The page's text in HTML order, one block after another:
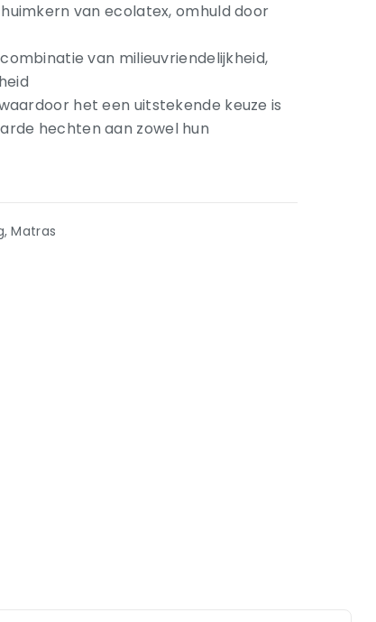
van ecolatex, omhuld door
van milieuvriendelijkheid,
het een uitstekende keuze is
hechten aan zowel hun
,Matras